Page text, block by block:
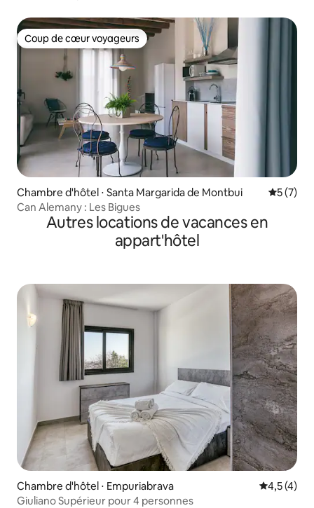
Coup de cœur voyageurs
Coup de cœur voyageurs
Chambre d'hôtel ⋅ Santa Margarida de Montbui
5 (7)
Can Alemany : Les Bigues
Autres locations de vacances en
appart'hôtel
Chambre d'hôtel ⋅ Empuriabrava Évaluation
4,5 (4)
Giuliano Supérieur pour 4 personnes